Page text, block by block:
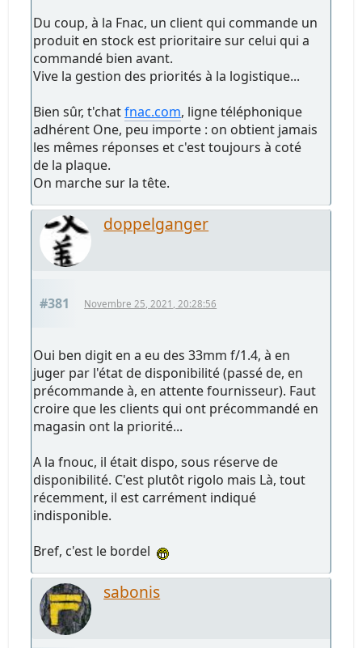
Du coup, à la Fnac, un client qui commande un
produit en stock est prioritaire sur celui qui a
commandé bien avant.
Vive la gestion des priorités à la logistique...
Bien sûr, t'chatfnac.com, ligne téléphonique
adhérent One, peu importe : on obtient jamais
les mêmes réponses et c'est toujours à coté
de la plaque.
On marche sur la tête.
doppelganger
#381 Novembre 25, 2021, 20:28:56
Oui ben digit en a eu des 33mm f/1.4, à en
juger par l'état de disponibilité (passé de, en
précommande à, en attente fournisseur). Faut
croire que les clients qui ont précommandé en
magasin ont la priorité...
A la fnouc, il était dispo, sous réserve de
disponibilité. C'est plutôt rigolo mais Là, tout
récemment, il est carrément indiqué
indisponible.
Bref, c'est le bordel
sabonis